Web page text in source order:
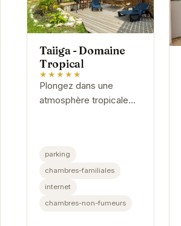
Taiiga - Domaine
Tropical
★★★★★
Plongez dans une
atmosphère tropicale
invite à la détente et
au...
parking
chambres-familiales
internet
chambres-non-fumeurs